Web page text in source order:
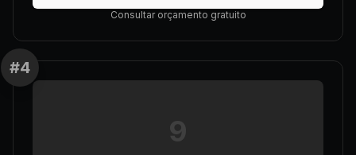
Consultar orçamento gratuito
#4
9